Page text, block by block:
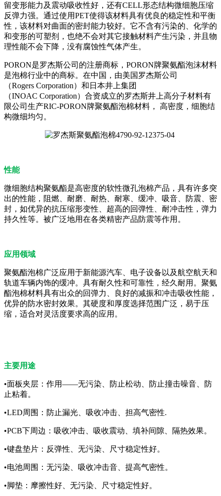
留变形能力及震动吸收性好，还有CELL形态结构微细胞压缩
反弹力强。通过使用PET使得该材料具有优良的稳定性和平衡
性，该材料对曲面的密封能力较好。它不含有污染的、化学的
和变形的可塑剂，也绝不会对其它接触材料产生污染，并且物
理性能不会下降，没有腐蚀性气体产生。
PORON是罗杰斯公司的注册商标，PORON牌聚氨酯泡沫材料
是泡棉行业中的商标。在中国，由美国罗杰斯公司
（Rogers Corporation）和日本井上集团
（INOAC Corporation）合资成立的罗杰斯井上高分子材料有
限公司生产RIC-PORON牌聚氨酯泡棉材料， 高密度，细胞结
构微细均匀。
性能
微细胞结构聚氨酯是高密度的软性微孔泡棉产品，具有许多突
出的性能，阻燃、耐磨、耐热、耐寒、缓冲、吸音、防震、密
封，如优异的抗压缩形变性、超高的回弹性、耐冲击性，弹力
持久性等。被广泛地用在各类精密产品防震等作用。
应用领域
聚氨酯泡棉广泛应用于新能源汽车、电子设备以及航空航天和
轨道车辆内饰的缓冲。具有耐久性和可靠性，经久耐用。聚氨
酯泡棉材料具有出众的回弹力、良好的减振和冲击吸收性能，
优异的防水密封效果。其硬度和厚度选择范围广泛，易于压
缩，适合对灵活度要求高的应用。
主要用途
•面板夹层：作用——无污染、防止松动、防止撞击噪音、防
止粘着。
•LED周围：防止漏光、吸收冲击、担高气密性.
•PCB下周边：吸收冲击、吸收震动、填补间隙、隔热效果。
•键盘垫片：反弹性、无污染、尺寸稳定性好。
•电池周围：无污染、吸收冲击音、提高气密性。
•脚垫：摩擦性好、无污染、尺寸稳定性好。